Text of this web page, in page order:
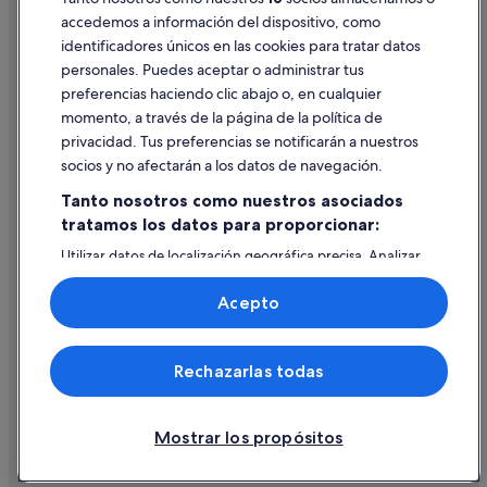
Hoteles de 3 estrellas en Sevilla
Andalucía hoteles
Ayuda
Cancelar un vuelo
Cancelar una reserva de hotel o de un alquiler vacacional
Utilizar un cupón de Expedia
Documentos para viajes internacionales
© 2026 Expedia, Inc., una empresa de Expedia Group. Todos los
derechos reservados. Expedia y el logotipo de Expedia son marcas
comerciales o marcas comerciales registradas de Expedia, Inc.
accedemos a información del dispositivo, como
identificadores únicos en las cookies para tratar datos
personales. Puedes aceptar o administrar tus
preferencias haciendo clic abajo o, en cualquier
momento, a través de la página de la política de
privacidad. Tus preferencias se notificarán a nuestros
socios y no afectarán a los datos de navegación.
Tanto nosotros como nuestros asociados
tratamos los datos para proporcionar:
Utilizar datos de localización geográfica precisa. Analizar
activamente las características del dispositivo para su
identificación. Almacenar la información en un dispositivo
y/o acceder a ella. Publicidad y contenido personalizados,
medición de publicidad y contenido, investigación de
audiencia y desarrollo de servicios.
Lista de asociados (proveedores)
Mostrar los propósitos
Rechazarlas todas
Acepto